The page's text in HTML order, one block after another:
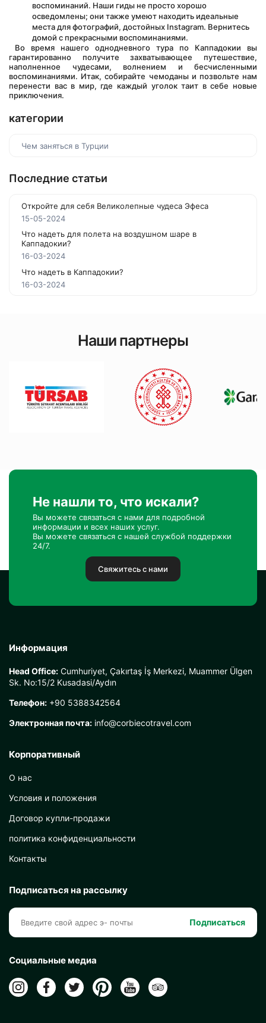
воспоминаний. Наши гиды не просто хорошо
осведомлены; они также умеют находить идеальные
места для фотографий, достойных Instagram. Вернитесь
домой с прекрасными воспоминаниями.
гарантированно получите захватывающее путешествие,
наполненное чудесами, волнением и бесчисленными
воспоминаниями. Итак, собирайте чемоданы и позвольте нам
перенести вас в мир, где каждый уголок таит в себе новые
приключения.
категории
Чем заняться в Турции
Последние статьи
Откройте для себя Великолепные чудеса Эфеса
15-05-2024
Что надеть для полета на воздушном шаре в
Каппадокии?
16-03-2024
Что надеть в Каппадокии?
16-03-2024
Наши партнеры
Не нашли то, что искали?
Вы можете связаться с нами для подробной
информации и всех наших услуг.
Вы можете связаться с нашей службой поддержки
24/7.
Свяжитесь с нами
Информация
Head Office: Cumhuriyet, Çakırtaş İş Merkezi, Muammer Ülgen
Sk. No:15/2 Kusadasi/Aydın
Телефон: +90 5388342564
Электронная почта: info@corbiecotravel.com
Корпоративный
О нас
Условия и положения
Договор купли-продажи
политика конфиденциальности
Контакты
Подписаться на рассылку
Подписаться
Социальные медиа